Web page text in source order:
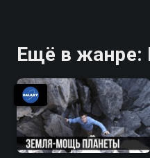
Ещё в жанре: